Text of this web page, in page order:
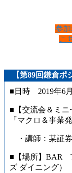
参
こ
【第89回鎌倉ポ
■日時 2019年6
■【交流会＆ミニ
『マクロ＆事業
・講師：某証
■【場所】BAR
ズ ダイニング）